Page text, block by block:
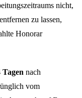
nicht,
zu lassen,
Honorar
Tagen nach
vom